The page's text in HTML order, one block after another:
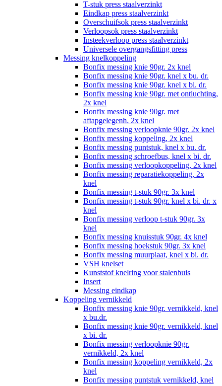
T-stuk press staalverzinkt
Eindkap press staalverzinkt
Overschuifsok press staalverzinkt
Verloopsok press staalverzinkt
Insteekverloop press staalverzinkt
Universele overgangsfitting press
Messing knelkoppeling
Bonfix messing knie 90gr. 2x knel
Bonfix messing knie 90gr. knel x bu. dr.
Bonfix messing knie 90gr. knel x bi. dr.
Bonfix messing knie 90gr. met ontluchting,
2x knel
Bonfix messing knie 90gr. met
aftapgelegenh. 2x knel
Bonfix messing verloopknie 90gr. 2x knel
Bonfix messing koppeling, 2x knel
Bonfix messing puntstuk, knel x bu. dr.
Bonfix messing schroefbus, knel x bi. dr.
Bonfix messing verloopkoppeling, 2x knel
Bonfix messing reparatiekoppeling, 2x
knel
Bonfix messing t-stuk 90gr. 3x knel
Bonfix messing t-stuk 90gr. knel x bi. dr. x
knel
Bonfix messing verloop t-stuk 90gr. 3x
knel
Bonfix messing knuisstuk 90gr. 4x knel
Bonfix messing hoekstuk 90gr. 3x knel
Bonfix messing muurplaat, knel x bi. dr.
VSH knelset
Kunststof knelring voor stalenbuis
Insert
Messing eindkap
Koppeling vernikkeld
Bonfix messing knie 90gr. vernikkeld, knel
x bu.dr.
Bonfix messing knie 90gr. vernikkeld, knel
x bi. dr.
Bonfix messing verloopknie 90gr.
vernikkeld, 2x knel
Bonfix messing koppeling vernikkeld, 2x
knel
Bonfix messing puntstuk vernikkeld, knel